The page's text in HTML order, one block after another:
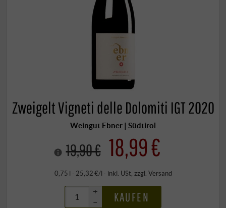
Zweigelt Vigneti delle Dolomiti IGT 2020
Weingut Ebner | Südtirol
19,90 € 18,99 €
0,75 l · 25,32 €/l · inkl. USt, zzgl. Versand
+
–
KAUFEN